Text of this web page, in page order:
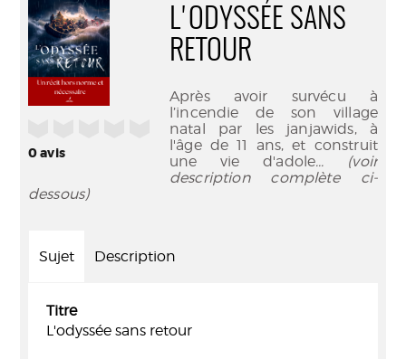
0avis
L'ODYSSÉE SANS
RETOUR
Après avoir survécu à
l’incendie de son village
natal par les janjawids, à
l'âge de 11 ans, et construit
une vie d'adole... (voir
description complète ci-
dessous)
Sujet Description
Titre
L'odyssée sans retour